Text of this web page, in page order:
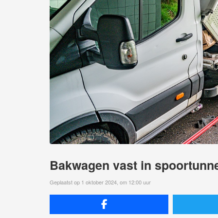
Bakwagen vast in
Geplaatst op 1 oktober 2024, om 12:00 uur